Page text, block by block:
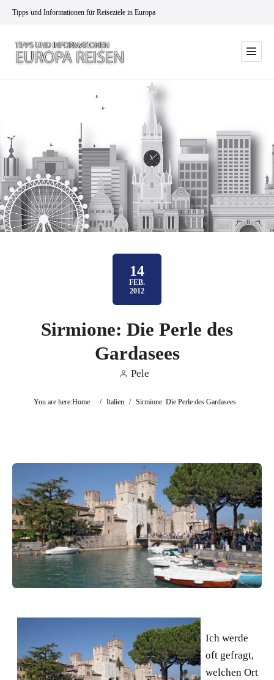
Tipps und Informationen für Reiseziele in Europa
14
FEB.
2012
Sirmione: Die Perle des
Gardasees
Pele
You are here:Home / Italien / Sirmione: Die Perle des Gardasees
Ich werde
oft gefragt,
welchen Ort